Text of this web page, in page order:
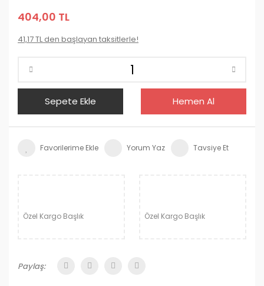
404,00 TL
41,17 TL den başlayan taksitlerle!
Sepete Ekle Hemen Al
Yorum Yaz Tavsiye Et
Özel Kargo Başlık Özel Kargo Başlık
Paylaş: